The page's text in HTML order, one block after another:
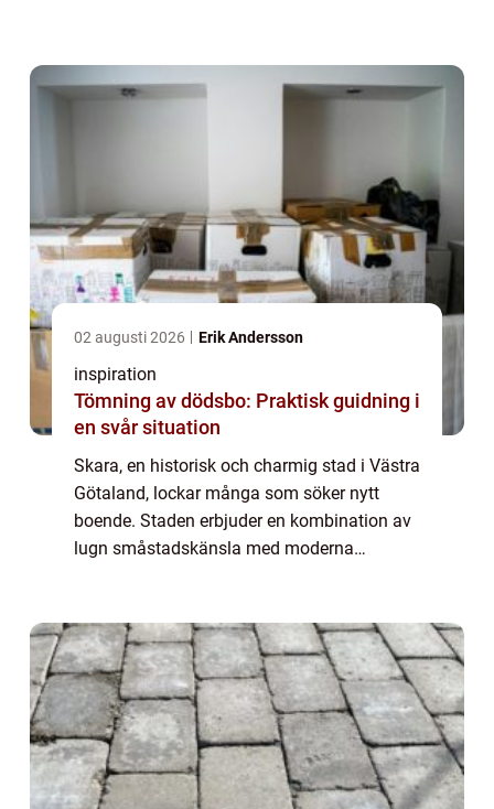
02 augusti 2026 Erik Andersson
inspiration
Tömning av dödsbo: Praktisk guidning i
en svår situation
Skara, en historisk och charmig stad i Västra
Götaland, lockar många som söker nytt
boende. Staden erbjuder en kombination av
lugn småstadskänsla med moderna